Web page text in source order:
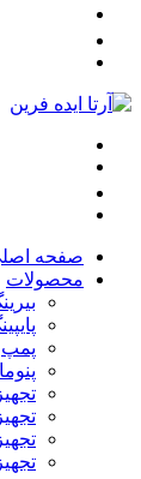
صفحه
محصولات
پمپ